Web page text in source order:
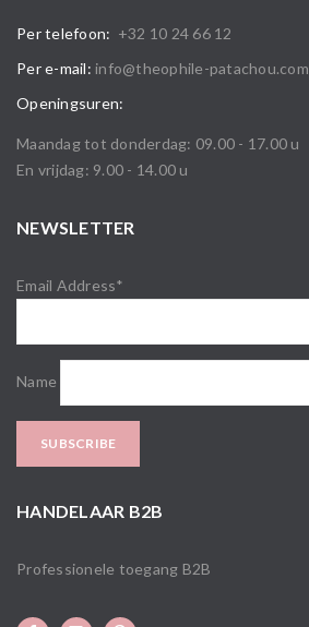
Per telefoon: +32 10 24 66 12
Per e-mail: info@theophile-patachou.com
Openingsuren:
Maandag tot donderdag: 09.00 - 17.00 u
En vrijdag: 9.00 - 14.00 u
NEWSLETTER
Email Address*
Name
HANDELAAR B2B
Professionele toegang B2B